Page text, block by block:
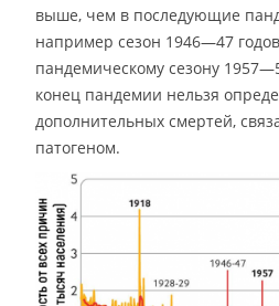
выше, чем в последующие
например сезон 1946—47
пандемическому сезону
конец пандемии нельзя
дополнительных смертей,
патогеном.